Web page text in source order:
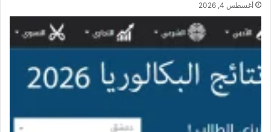
أغسطس 4, 2026